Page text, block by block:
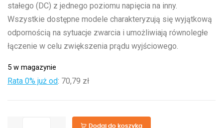
stałego (DC) z jednego poziomu napięcia na inny.
Wszystkie dostępne modele charakteryzują się wyjątkową
odpornością na sytuacje zwarcia i umożliwiają równoległe
łączenie w celu zwiększenia prądu wyjściowego.
5 w magazynie
Rata 0% już od: 70,79 zł
Dodaj do koszyka